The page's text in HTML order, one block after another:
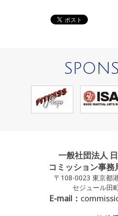
一般社団法人
コミッション事務
〒108-0023 東京都
セジュール田
E-mail：